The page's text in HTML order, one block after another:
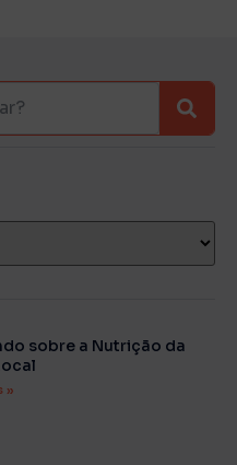
sobre a Nutrição da
»